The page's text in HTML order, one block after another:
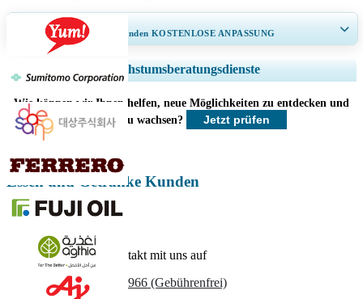
ERHALTEN SIE 30–60 stunden KOSTENLOSE ANPASSUNG
Regionale und länderspezifische Abdeckung erweitern, Segmentanalyse,
Unternehmensprofile, Wettbewerbs-Benchmarking, und Endnutzer-
Einblicke.
Jetzt anpassen
Wachstumsberatungsdienste
Wie können wir Ihnen helfen, neue Möglichkeiten zu entdecken und
schneller zu wachsen?
Jetzt prüfen
Essen und Getränke Kunden
Nehmen Sie Kontakt mit uns auf
US+1 833 909 2966 (Gebührenfrei)